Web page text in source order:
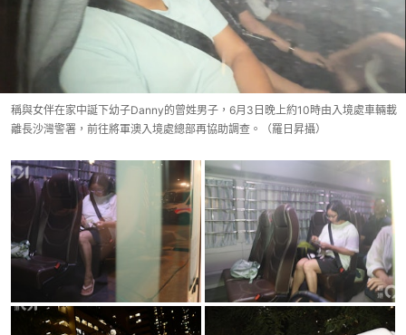
稱與女伴在家中誕下幼子Danny的曾姓男子，6月3日晚上約10時由入境處車輛載
離長沙灣警署，前往將軍澳入境處總部再協助調查。（羅日昇攝）